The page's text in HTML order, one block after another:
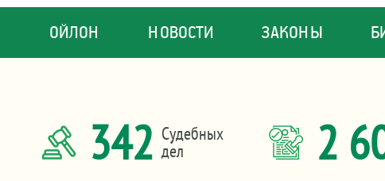
ОЙЛОН НОВОСТИ ЗАКОНЫ
342 Судебных
дел 2